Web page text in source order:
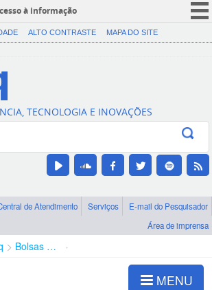
à informação
CORONAVÍRUS (COVID-19)
Canais
ALTO CONTRASTE MAPA DO SITE
TECNOLOGIA E INOVAÇÕES
de Atendimento Serviços
E-mail do Pesquisador
Área de imprensa
Bolsas e Auxílios Vigentes
MENU